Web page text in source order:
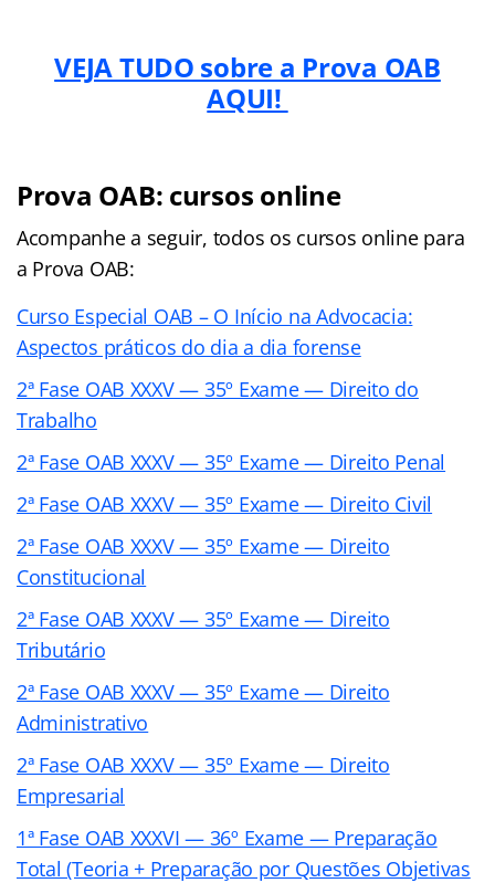
VEJA TUDO sobre a Prova OAB
AQUI!
Prova OAB: cursos online
Acompanhe a seguir, todos os cursos online para
a Prova OAB:
Curso Especial OAB – O Início na Advocacia:
Aspectos práticos do dia a dia forense
2ª Fase OAB XXXV — 35º Exame — Direito do
Trabalho
2ª Fase OAB XXXV — 35º Exame — Direito Penal
2ª Fase OAB XXXV — 35º Exame — Direito Civil
2ª Fase OAB XXXV — 35º Exame — Direito
Constitucional
2ª Fase OAB XXXV — 35º Exame — Direito
Tributário
2ª Fase OAB XXXV — 35º Exame — Direito
Administrativo
2ª Fase OAB XXXV — 35º Exame — Direito
Empresarial
1ª Fase OAB XXXVI — 36º Exame — Preparação
Total (Teoria + Preparação por Questões Objetivas